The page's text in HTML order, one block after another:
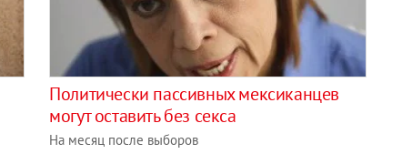
Политически пассивных мексиканцев
могут оставить без секса
На месяц после выборов